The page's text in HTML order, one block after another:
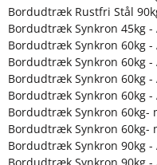
Bordudtræk Rustfri Stål
Bordudtræk Synkron 45kg
Bordudtræk Synkron 60kg
Bordudtræk Synkron 60kg
Bordudtræk Synkron 60kg
Bordudtræk Synkron 60kg
Bordudtræk Synkron 60kg-
Bordudtræk Synkron 60kg-
Bordudtræk Synkron 90kg